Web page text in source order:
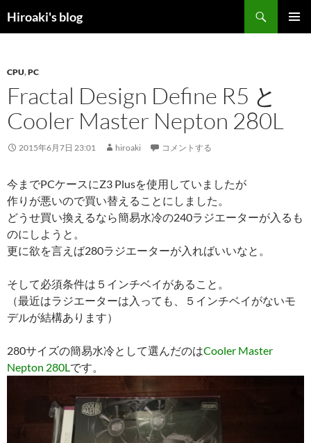
ン
ツ
へ
ス
キ
Hiroaki's blog
索
CPU,PC
Fractal Design Define R5 と
Cooler Master Nepton 280L
2015年6月7日 23:01 hiroaki コメントする
今までPCケースにZ3 Plusを使用していましたが
作りが悪いので買い替えることにしました。
どうせ買い換えるなら簡易水冷の240ラジエーターが入るも
のにしようと。
更に欲を言えば280ラジエーターが入ればいいなと。
そして必須条件は５インチベイがあること。
（最近はラジエーターは入っても、５インチベイがないモ
デルが結構あります）
280サイズの簡易水冷として選んだのはCooler Master
Nepton 280Lです。